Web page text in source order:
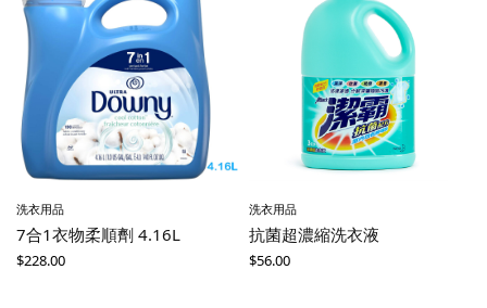
洗衣用品
7合1衣物柔順劑 4.16L
$228.00
洗衣用品
抗菌超濃縮洗衣液
$56.00